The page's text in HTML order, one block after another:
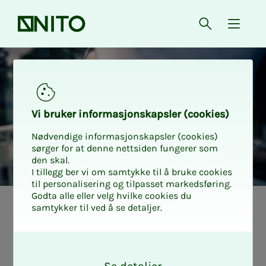
Forsiden Åpne søk
{
Husforsikring
Vi bru­­­ker in­­­for­­­ma­­­sjons­­­kaps­­­­­ler (cookies)
Nødvendige informasjonskapsler (cookies)
sørger for at denne nettsiden fungerer som
den skal.
I tillegg ber vi om samtykke til å bruke cookies
til personalisering og tilpasset markedsføring.
Godta alle eller velg hvilke cookies du
samtykker til ved å se detaljer.